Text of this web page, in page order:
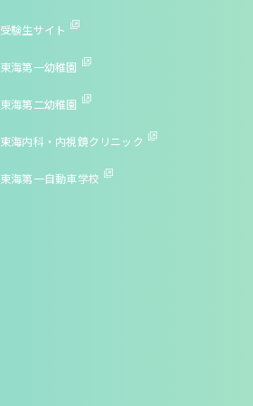
受験生サイト
東海第一幼稚園
東海第二幼稚園
東海内科・内視鏡クリニック
東海第一自動車学校